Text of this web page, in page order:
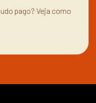
pago? Veja como